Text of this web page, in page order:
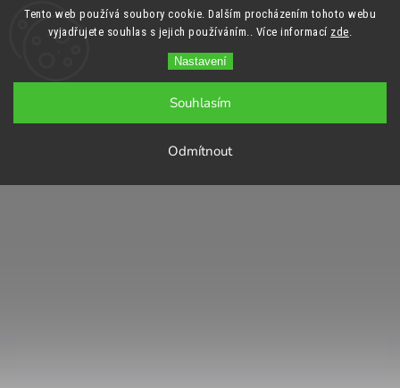
Tento web používá soubory cookie. Dalším procházením tohoto webu
vyjadřujete souhlas s jejich používáním.. Více informací zde.
Nastavení
Odmítnout
Souhlasím